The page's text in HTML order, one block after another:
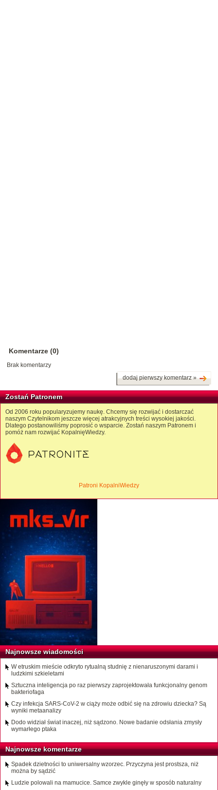
Komentarze (0)
Brak komentarzy
dodaj pierwszy komentarz »
Zostań Patronem
Od 2006 roku popularyzujemy naukę. Chcemy się rozwijać i dostarczać
naszym Czytelnikom jeszcze więcej atrakcyjnych treści wysokiej jakości.
Dlatego postanowiliśmy poprosić o wsparcie. Zostań naszym Patronem i
pomóż nam rozwijać KopalnięWiedzy.
Patroni KopalniWiedzy
Najnowsze wiadomości
W etruskim mieście odkryto rytualną studnię z nienaruszonymi darami i
ludzkimi szkieletami
Sztuczna inteligencja po raz pierwszy zaprojektowała funkcjonalny genom
bakteriofaga
Czy infekcja SARS-CoV-2 w ciąży może odbić się na zdrowiu dziecka? Są
wyniki metaanalizy
Dodo widział świat inaczej, niż sądzono. Nowe badanie odsłania zmysły
wymarłego ptaka
Najnowsze komentarze
Spadek dzietności to uniwersalny wzorzec. Przyczyna jest prostsza, niż
można by sądzić
Ludzie polowali na mamucice. Samce zwykle ginęły w sposób naturalny